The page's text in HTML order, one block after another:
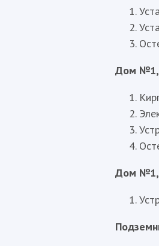
Дом №1,
Дом №1,